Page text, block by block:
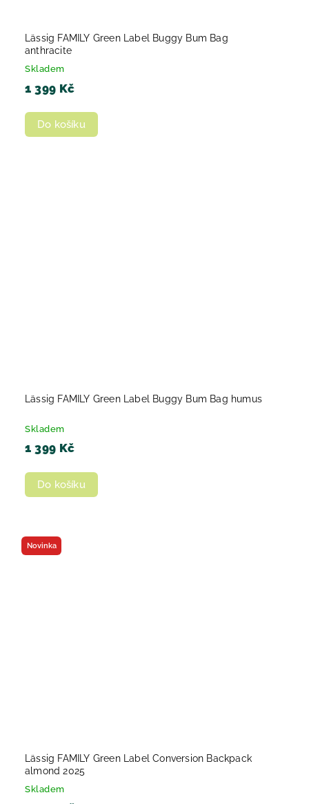
Lässig FAMILY Green Label Buggy Bum Bag
anthracite
Skladem
1 399 Kč
Do košíku
Lässig FAMILY Green Label Buggy Bum Bag humus
Skladem
1 399 Kč
Do košíku
Novinka
Lässig FAMILY Green Label Conversion Backpack
almond 2025
Skladem